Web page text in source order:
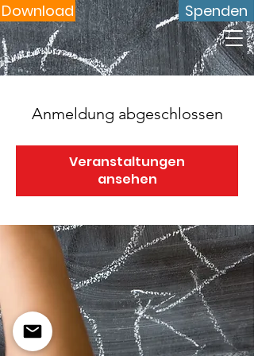
Download Spenden
Anmeldung abgeschlossen
Veranstaltungen
ansehen